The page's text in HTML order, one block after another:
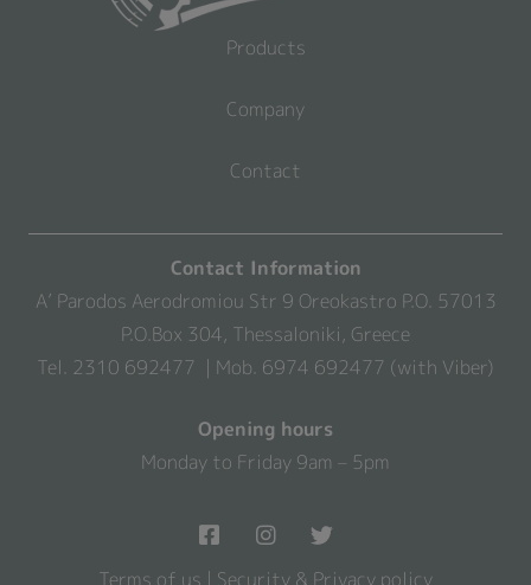
Products
Company
Contact
Contact Information
A’ Parodos Aerodromiou Str 9 Oreokastro P.O. 57013
P.O.Box 304, Thessaloniki, Greece
Tel. 2310 692477 | Mob. 6974 692477 (with Viber)
Opening hours
Monday to Friday 9am – 5pm
Terms of us | Security & Privacy policy